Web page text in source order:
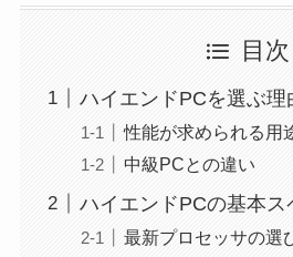
目次
ハイエンドPCを選ぶ理
性能が求められる用
中級PCとの違い
ハイエンドPCの基本ス
最新プロセッサの選